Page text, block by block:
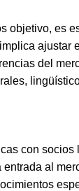
objetivo, es
ajustar
del
con socios
al